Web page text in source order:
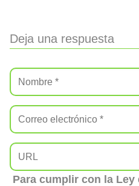
Deja una respuesta
Para cumplir con la